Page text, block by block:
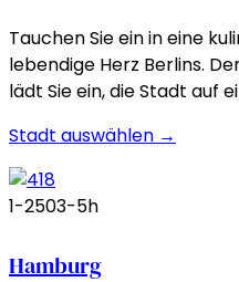
Tauchen Sie ein in eine
lebendige Herz Berlins.
lädt Sie ein, die Stadt auf
Stadt auswählen →
1-2503-5h
Hamburg